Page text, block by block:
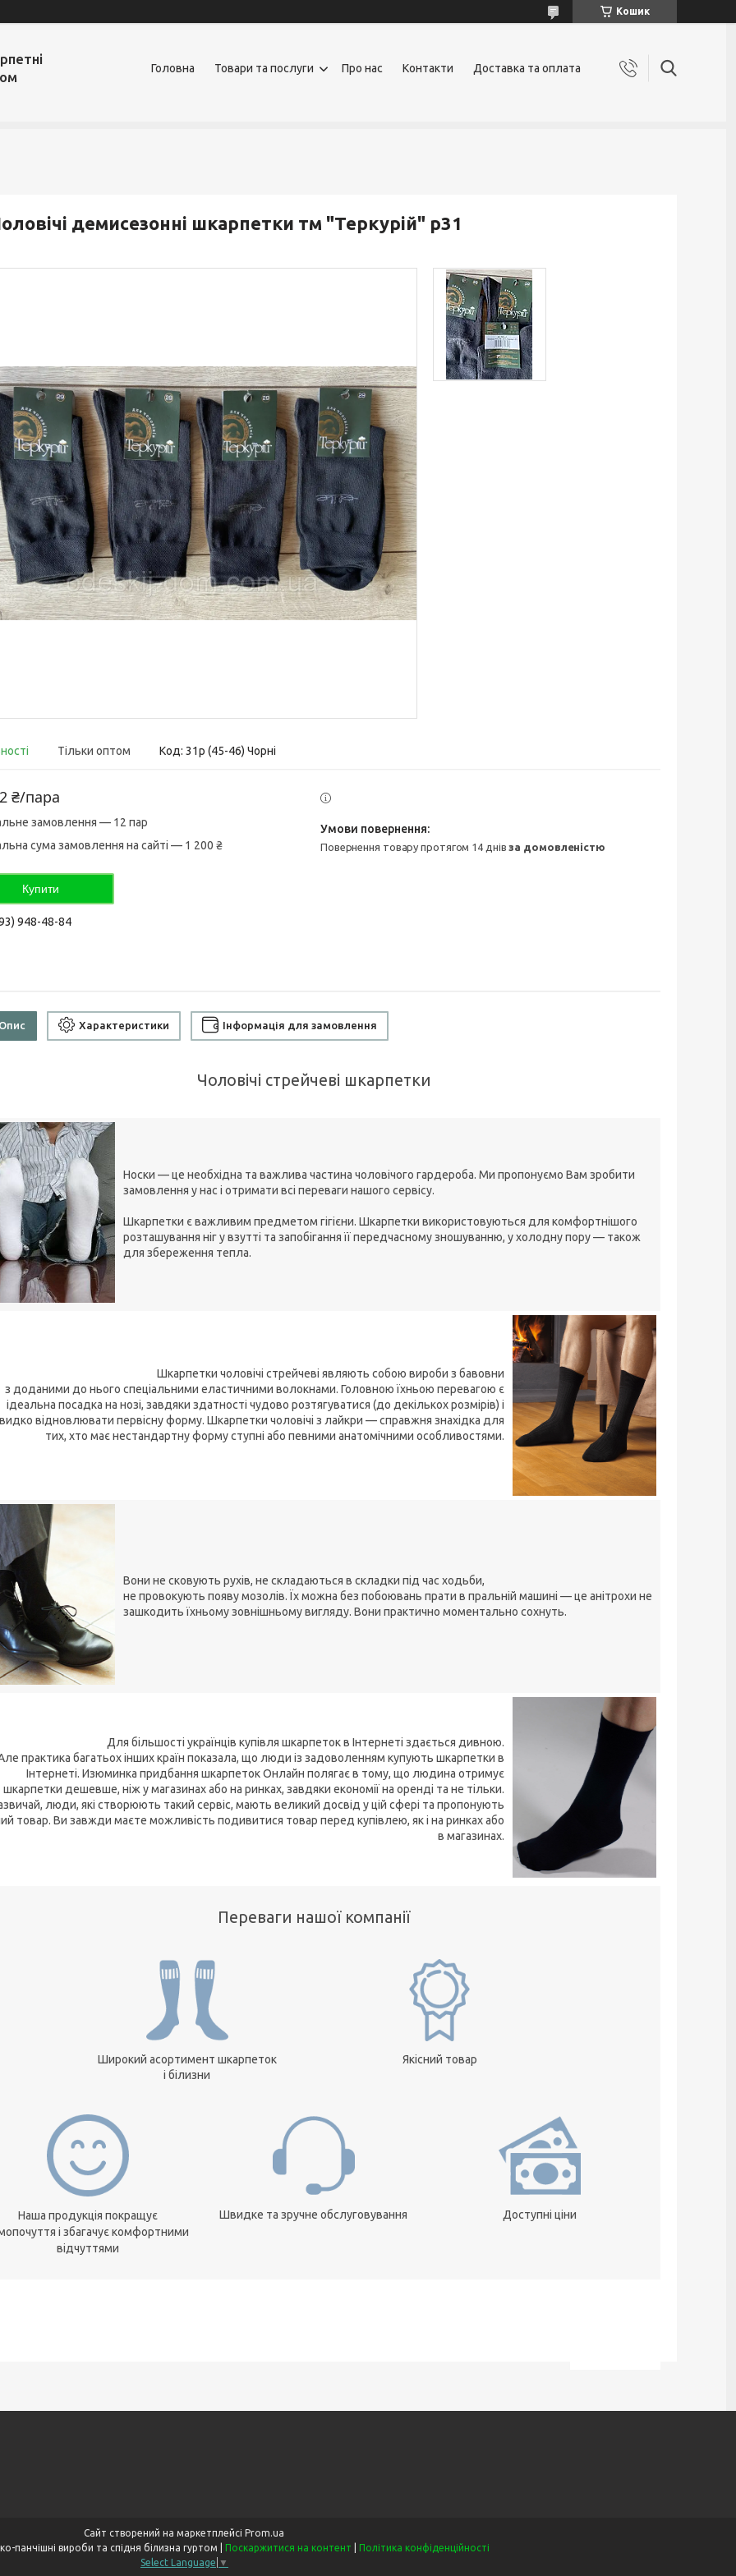
Кошик
Головна Товари та послуги Про нас Контакти Доставка та оплата
демисезонні шкарпетки тм "Теркурій" р31
Тільки оптом Код: 31р (45-46) Чорні
₴/пара
замовлення — 12 пар
сума замовлення на сайті — 1 200 ₴
Купити
948-48-84
повернення товару протягом 14 днівза домовленістю
Характеристики Інформація для замовлення
Чоловічі стрейчеві шкарпетки
Носки — це необхідна та важлива частина чоловічого гардероба. Ми пропонуємо Вам зробити
замовлення у нас і отримати всі переваги нашого сервісу.
Шкарпетки є важливим предметом гігієни. Шкарпетки використовуються для комфортнішого
розташування ніг у взутті та запобігання її передчасному зношуванню, у холодну пору — також
для збереження тепла.
Шкарпетки чоловічі стрейчеві являють собою вироби з бавовни
з доданими до нього спеціальними еластичними волокнами. Головною їхньою перевагою є
ідеальна посадка на нозі, завдяки здатності чудово розтягуватися (до декількох розмірів) і
відновлювати первісну форму. Шкарпетки чоловічі з лайкри — справжня знахідка для
тих, хто має нестандартну форму ступні або певними анатомічними особливостями.
Вони не сковують рухів, не складаються в складки під час ходьби,
не провокують появу мозолів. Їх можна без побоювань прати в пральній машині — це анітрохи не
зашкодить їхньому зовнішньому вигляду. Вони практично моментально сохнуть.
Для більшості українців купівля шкарпеток в Інтернеті здається дивною.
практика багатьох інших країн показала, що люди із задоволенням купують шкарпетки в
Інтернеті. Изюминка придбання шкарпеток Онлайн полягає в тому, що людина отримує
шкарпетки дешевше, ніж у магазинах або на ринках, завдяки економії на оренді та не тільки.
люди, які створюють такий сервіс, мають великий досвід у цій сфері та пропонують
товар. Ви завжди маєте можливість подивитися товар перед купівлею, як і на ринках або
в магазинах.
Переваги нашої компанії
Широкий асортимент шкарпеток
і білизни
Якісний товар
Наша продукція покращує
і збагачуєкомфортними
відчуттями
Швидке та зручне обслуговування Доступні ціни
Сайт створений на маркетплейсі Prom.ua
Поскаржитися на контент
Політика конфіденційності
Select Language ▼